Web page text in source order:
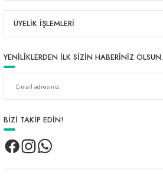
ÜYELİK İŞLEMLERİ
YENİLİKLERDEN İLK SİZİN HABERİNİZ OLSUN.
BİZİ TAKİP EDİN!